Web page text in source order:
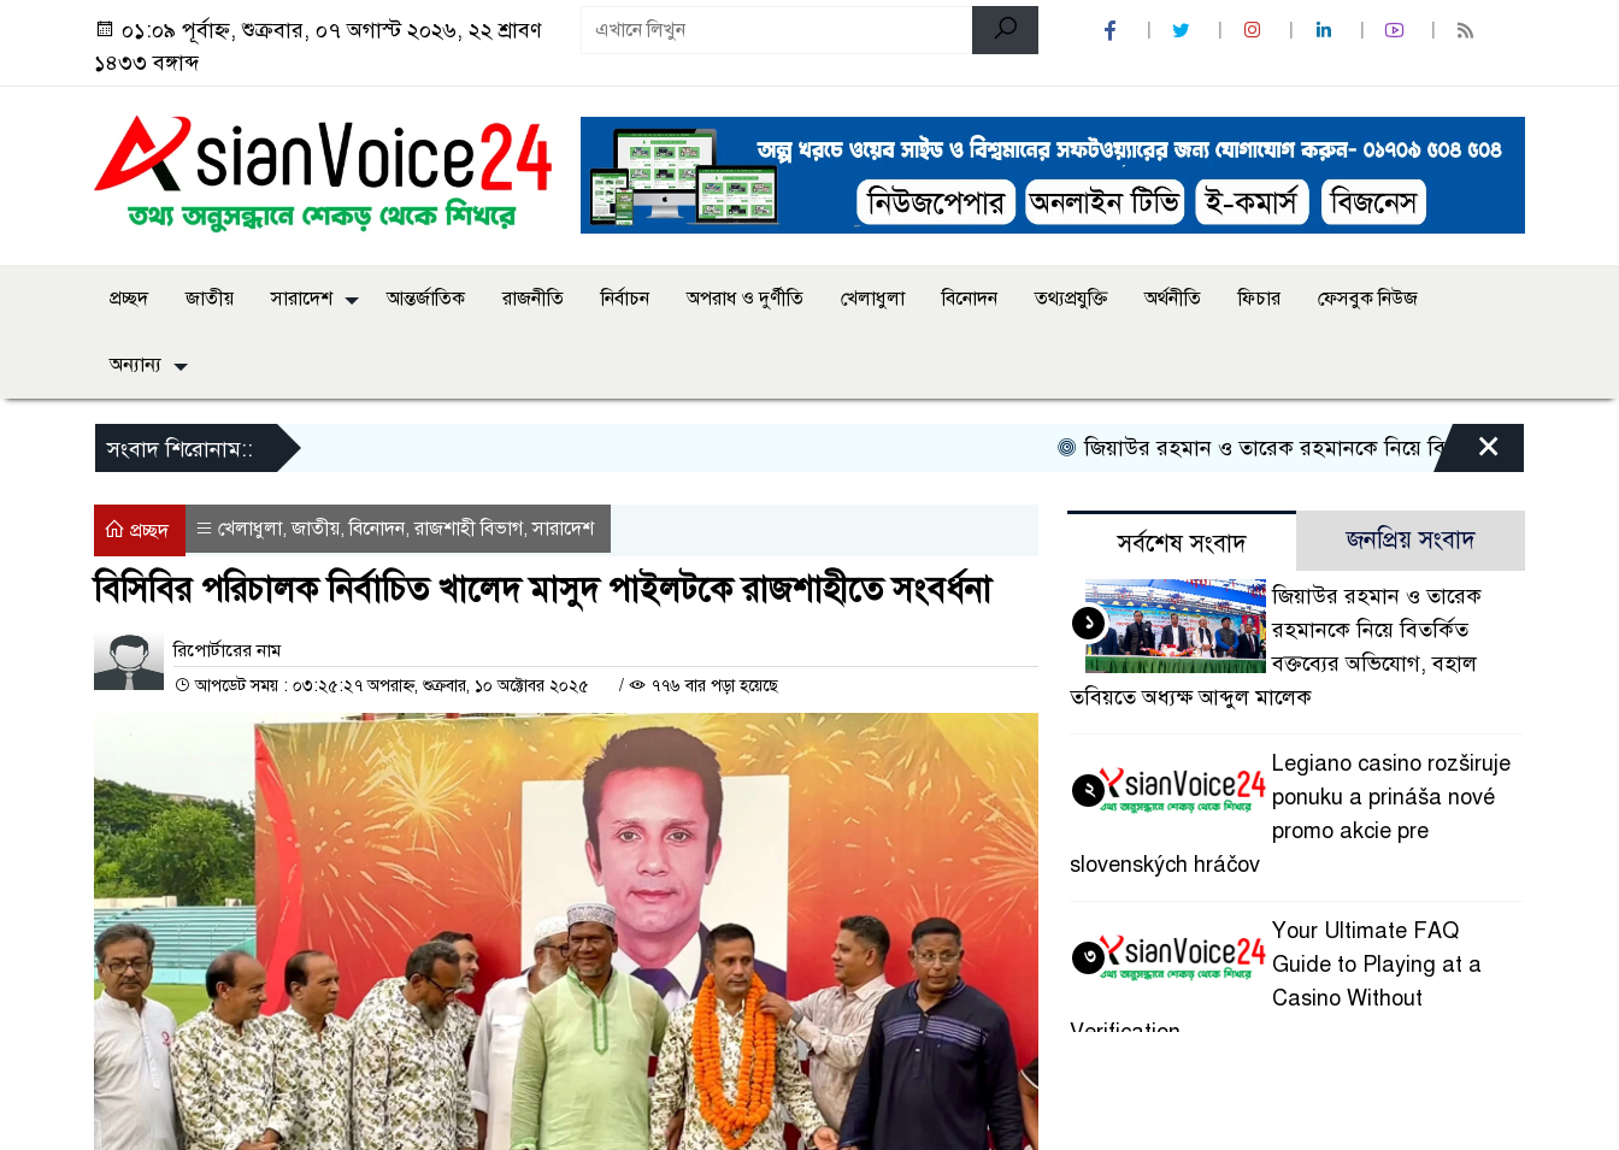
০১:০৯ পূর্বাহ্ন, শুক্রবার, ০৭ অগাস্ট ২০২৬, ২২ শ্রাবণ
১৪৩৩ বঙ্গাব্দ
প্রচ্ছদ জাতীয় সারাদেশ আন্তর্জাতিক রাজনীতি নির্বাচন অপরাধ ও দুর্ণীতি খেলাধুলা বিনোদন তথ্যপ্রযুক্তি অর্থনীতি ফিচার ফেসবুক নিউজ
অন্যান্য
সংবাদ শিরোনাম:: জিয়াউর রহমান ও তারেক রহমানকে নিয়ে বিতর্কিত বক্তব্যের অভিযোগ,
×
প্রচ্ছদ খেলাধুলা,জাতীয় ,বিনোদন ,রাজশাহী বিভাগ,সারাদেশ
বিসিবির পরিচালক নির্বাচিত খালেদ মাসুদ পাইলটকে রাজশাহীতে সংবর্ধনা
রিপোর্টারের নাম
আপডেট সময় : ০৩:২৫:২৭ অপরাহ্ন, শুক্রবার, ১০ অক্টোবর ২০২৫ / ৭৭৬ বার পড়া হয়েছে
সর্বশেষ সংবাদ জনপ্রিয় সংবাদ
জিয়াউর রহমান ও তারেক
রহমানকে নিয়ে বিতর্কিত
বক্তব্যের অভিযোগ, বহাল
তবিয়তে অধ্যক্ষ আব্দুল মালেক
১
Legiano casino rozširuje
ponuku a prináša nové
promo akcie pre
slovenských hráčov
২
Your Ultimate FAQ
Guide to Playing at a
Casino Without
Verification
৩